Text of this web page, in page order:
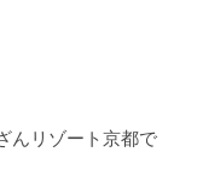
んリゾート京都で